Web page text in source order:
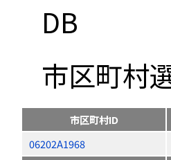
DB
市区町村
市区町村ID
06202A1968